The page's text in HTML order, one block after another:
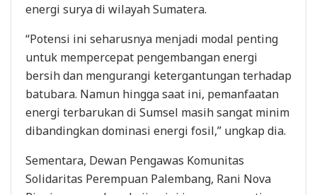
energi surya di wilayah Sumatera.
“Potensi ini seharusnya menjadi modal penting
untuk mempercepat pengembangan energi
bersih dan mengurangi ketergantungan terhadap
batubara. Namun hingga saat ini, pemanfaatan
energi terbarukan di Sumsel masih sangat minim
dibandingkan dominasi energi fosil,” ungkap dia.
Sementara, Dewan Pengawas Komunitas
Solidaritas Perempuan Palembang, Rani Nova